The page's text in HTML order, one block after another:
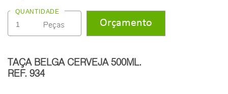
QUANTIDADE
TAÇA BELGA CERVEJA 500ML.
REF. 934